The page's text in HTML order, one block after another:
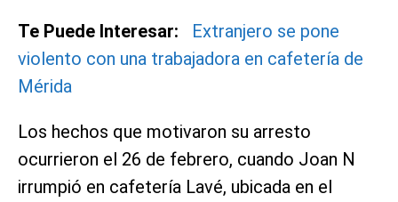
Te Puede Interesar:
Extranjero se pone
violento con una trabajadora en cafetería de
Mérida
Los hechos que motivaron su arresto
ocurrieron el 26 de febrero, cuando Joan N
irrumpió en cafetería Lavé, ubicada en el